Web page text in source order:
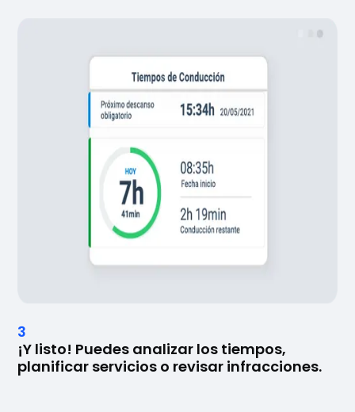
3
¡Y listo! Puedes analizar los tiempos,
planificar servicios o revisar infracciones.